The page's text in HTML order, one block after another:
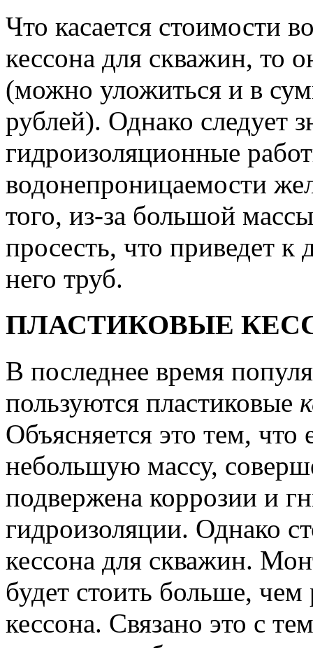
Что касается стоимости
кессона для скважин, то
(можно уложиться и в
рублей). Однако следует
гидроизоляционные
водонепроницаемости
того, из-за большой
просесть, что приведет
него труб.
ПЛАСТИКОВЫЕ
В последнее время
пользуются пластиковые
Объясняется это тем, что
небольшую массу,
подвержена коррозии и
гидроизоляции. Однако
кессона для скважин.
будет стоить больше, чем
кессона. Связано это с